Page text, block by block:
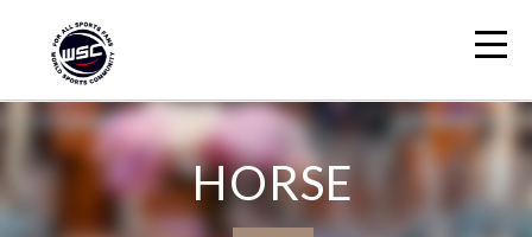
HORSE